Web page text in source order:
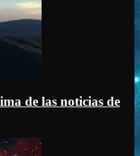
de las noticias de